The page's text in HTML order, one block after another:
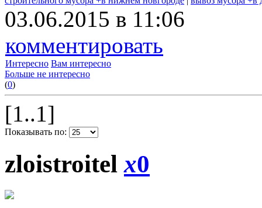
03.06.2015 в 11:06
комментировать
Интересно Вам интересно
Больше не интересно
(0)
[1..1]
Показывать по:
zloistroitelx0